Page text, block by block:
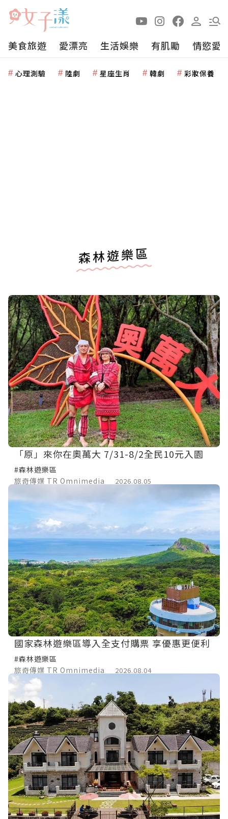
美食旅遊 愛漂亮 生活娛樂 有肌勵 情慾愛
心理測驗 陸劇 星座生肖 韓劇 彩妝保養
森林遊樂區
「原」來你在奧萬大 7/31-8/2全民10元入園
#森林遊樂區
旅奇傳媒 TR Omnimedia
2026.08.05
國家森林遊樂區導入全支付購票 享優惠更便利
#森林遊樂區
旅奇傳媒 TR Omnimedia
2026.08.04